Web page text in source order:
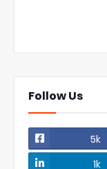
Follow Us
5k
1k